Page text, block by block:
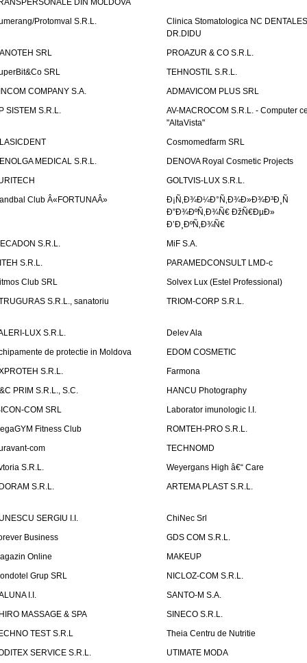
DIN MOLDOVA
Protomval S.R.L.
Clinica Stomatologica NC DENTALES
DR.DIDU
SRL
PROAZUR & CO S.R.L.
SRL
TEHNOSTIL S.R.L.
COMPANY S.A.
ADMAVICOM PLUS SRL
SISTEM S.R.L.
AV-MACROCOM S.R.L. - Computer
"AltaVista"
Cosmomedfarm SRL
MEDICAL S.R.L.
DENOVA Royal Cosmetic Projects
GOLTVIS-LUX S.R.L.
Club Â«FORTUNAÂ»
Ð¡Ñ‚Ð¾Ð¼Ð°Ñ‚Ð¾Ð»Ð¾Ð³Ð¸Ñ
Ð”Ð¾ÐºÑ‚Ð¾Ñ€ ÐžÑ€ÐµÐ»
Ð’Ð¸ÐºÑ‚Ð¾Ñ€
S.R.L.
MiF S.A.
S.R.L.
PARAMEDCONSULT LMD-c
Club SRL
Solvex Lux (Estel Professional)
S.R.L., sanatoriu
TRIOM-CORP S.R.L.
LUX S.R.L.
Delev Ala
de protectie in Moldova
EDOM COSMETIC
S.R.L.
Farmona
PRIM S.R.L., S.C.
HANCU Photography
COM SRL
Laborator imunologic I.I.
Fitness Club
ROMTEH-PRO S.R.L.
com
TECHNOMD
S.R.L.
Weyergans High â€“ Care
S.R.L.
ARTEMA PLAST S.R.L.
SERGIU I.I.
ChiNec Srl
Business
GDS COM S.R.L.
Online
MAKEUP
Grup SRL
NICLOZ-COM S.R.L.
I.I.
SANTO-M S.A.
MASSAGE & SPA
SINECO S.R.L.
TEST S.R.L
Theia Centru de Nutritie
SERVICE S.R.L.
UTIMATE MODA